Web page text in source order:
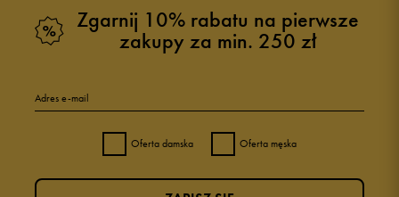
Zgarnij 10% rabatu na pierwsze
zakupy za min. 250 zł
Adres e-mail
Oferta damska Oferta męska